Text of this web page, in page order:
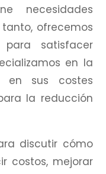
necesidades
ofrecemos
para satisfacer
en la
en sus costes
la reducción
discutir cómo
costos, mejorar